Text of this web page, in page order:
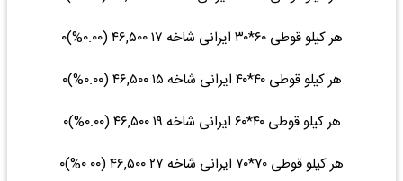
هر کیلو قوطی ۶۰*۳۰ ایرانی شاخه ۱۷ ۴۶,۵۰۰ (۰.۰۰%)۰
هر کیلو قوطی ۴۰*۴۰ ایرانی شاخه ۱۵ ۴۶,۵۰۰ (۰.۰۰%)۰
هر کیلو قوطی ۴۰*۶۰ ایرانی شاخه ۱۹ ۴۶,۵۰۰ (۰.۰۰%)۰
هر کیلو قوطی ۷۰*۷۰ ایرانی شاخه ۲۷ ۴۶,۵۰۰ (۰.۰۰%)۰